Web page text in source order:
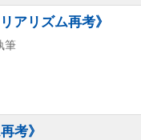
アリズム再考》
筆
考》